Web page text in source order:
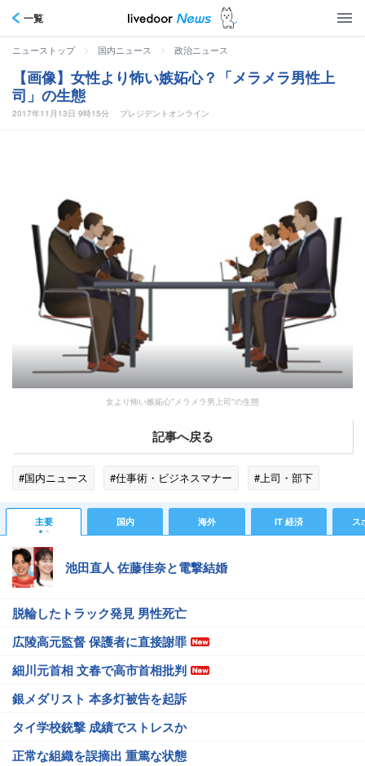
一覧
ニューストップ > 国内ニュース > 政治ニュース
【画像】女性より怖い嫉妬心？「メラメラ男性上
司」の生態
2017年11月13日 9時15分 プレジデントオンライン
女より怖い嫉妬心"メラメラ男上司"の生態
記事へ戻る
#国内ニュース #仕事術・ビジネスマナー #上司・部下
主要 国内 海外 IT 経済 ス
池田直人 佐藤佳奈と電撃結婚
脱輪したトラック発見 男性死亡
広陵高元監督 保護者に直接謝罪
細川元首相 文春で高市首相批判
銀メダリスト 本多灯被告を起訴
タイ学校銃撃 成績でストレスか
正常な組織を誤摘出 重篤な状態